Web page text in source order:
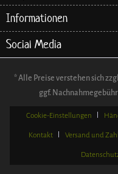
Informationen
Social Media
* Alle Preise verstehen sich
ggf.
Cookie-Einstellungen
Kontakt Versand und